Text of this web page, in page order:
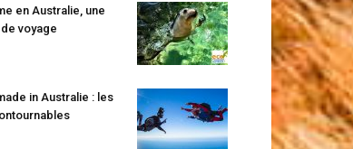
en Australie, une
voyage
in Australie : les